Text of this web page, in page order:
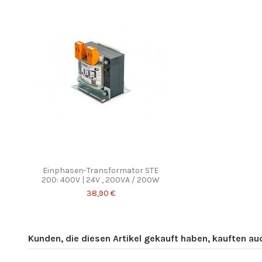
Einphasen-Transformator STE
200: 400V | 24V , 200VA / 200W
38,90 €
Kunden, die diesen Artikel gekauft haben, kauften